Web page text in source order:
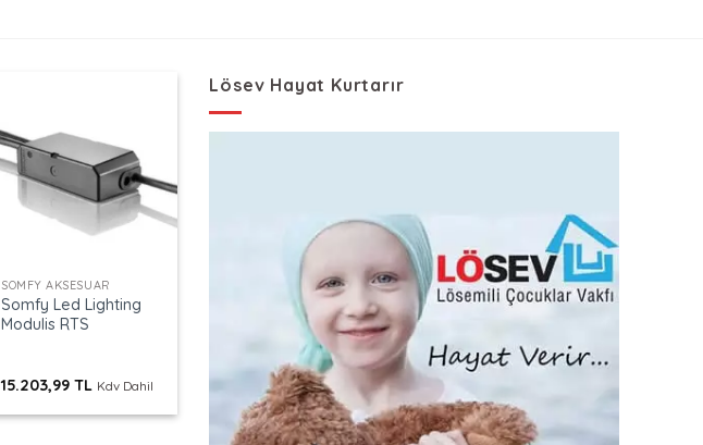
SOMFY AKSESUAR
Somfy Led Lighting
Modulis RTS
15.203,99TL Kdv Dahil
Lösev Hayat Kurtarır